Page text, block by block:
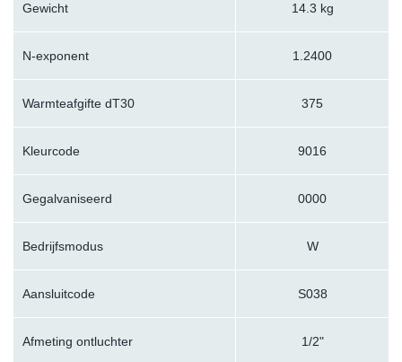
Gewicht 14.3 kg
N-exponent 1.2400
Warmteafgifte dT30 375
Kleurcode 9016
Gegalvaniseerd 0000
Bedrijfsmodus W
Aansluitcode S038
Afmeting ontluchter 1/2"